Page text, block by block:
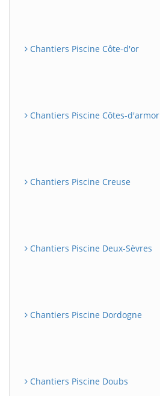
Chantiers Piscine Côte-d'or
Chantiers Piscine Côtes-d'armor
Chantiers Piscine Creuse
Chantiers Piscine Deux-Sèvres
Chantiers Piscine Dordogne
Chantiers Piscine Doubs